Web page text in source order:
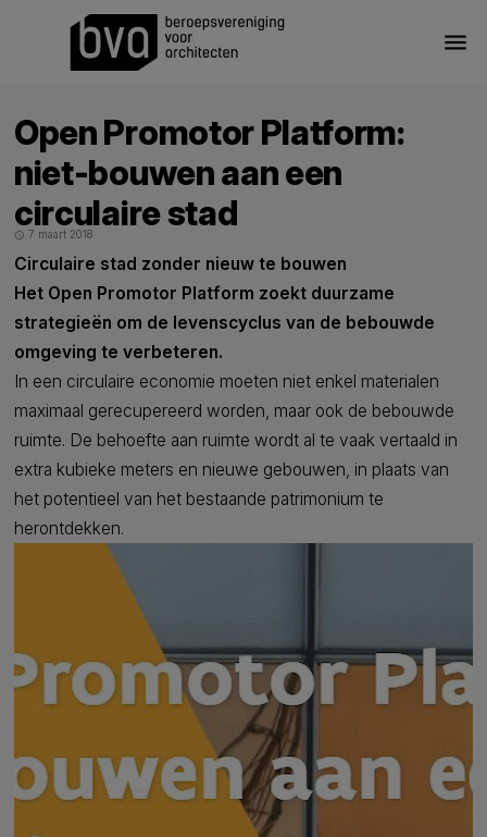
menu
Open Promotor Platform:
niet-bouwen aan een
circulaire stad
schedule 7 maart 2018
Circulaire stad zonder nieuw te bouwen
Het Open Promotor Platform zoekt duurzame
strategieën om de levenscyclus van de bebouwde
omgeving te verbeteren.
In een circulaire economie moeten niet enkel materialen
maximaal gerecupereerd worden, maar ook de bebouwde
ruimte. De behoefte aan ruimte wordt al te vaak vertaald in
extra kubieke meters en nieuwe gebouwen, in plaats van
het potentieel van het bestaande patrimonium te
herontdekken.